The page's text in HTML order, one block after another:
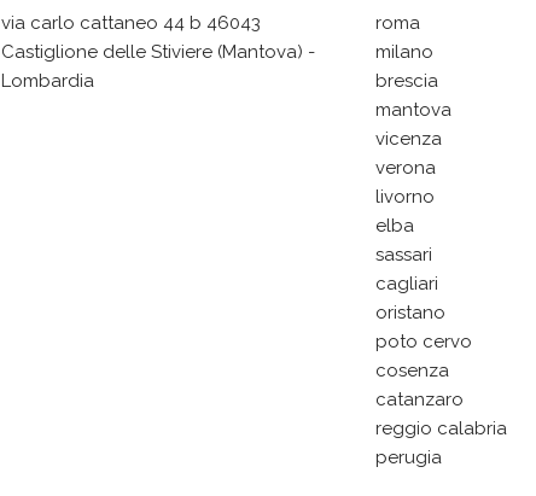
via carlo cattaneo 44 b 46043
Castiglione delle Stiviere (Mantova) -
Lombardia
roma
milano
brescia
mantova
vicenza
verona
livorno
elba
sassari
cagliari
oristano
poto cervo
cosenza
catanzaro
reggio calabria
perugia